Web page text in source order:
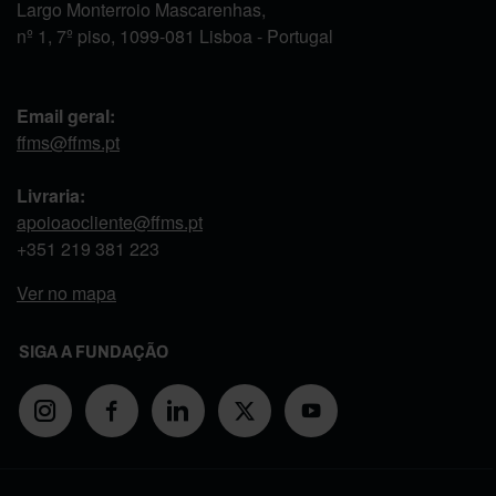
Largo Monterroio Mascarenhas,
nº 1, 7º piso, 1099-081 Lisboa - Portugal
Email geral:
ffms@ffms.pt
Livraria:
apoioaocliente@ffms.pt
+351 219 381 223
Ver no mapa
SIGA A FUNDAÇÃO